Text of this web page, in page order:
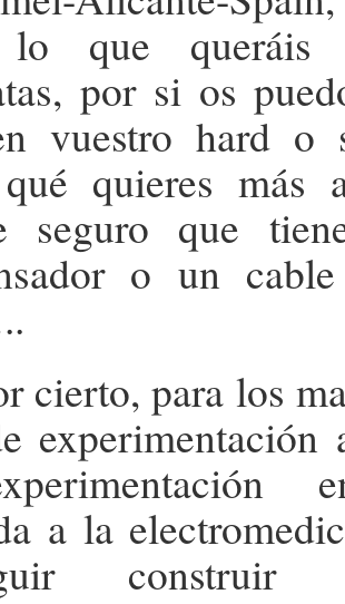
que queráis
por si os
vuestro hard o
quieres más
seguro que
o un
cierto, para los
experimentación
a la
construir